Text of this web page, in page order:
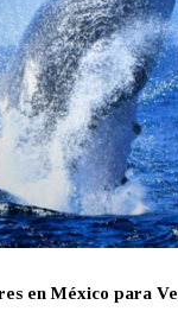
en México para